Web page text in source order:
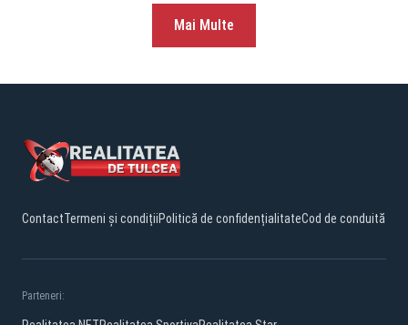
Mai Multe
ContactTermeni și condițiiPolitică de confidențialitateCod de conduită
Parteneri: